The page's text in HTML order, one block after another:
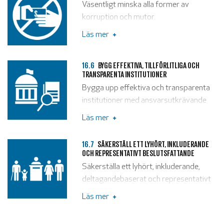
Väsentligt minska alla former av
korruption och mutor.
Läs mer
16.6 BYGG EFFEKTIVA, TILLFÖRLITLIGA OCH
TRANSPARENTA INSTITUTIONER
Bygga upp effektiva och transparenta
institutioner med ansvarsutkrävande
på alla nivåer.
Läs mer
16.7 SÄKERSTÄLL ETT LYHÖRT, INKLUDERANDE
OCH REPRESENTATIVT BESLUTSFATTANDE
Säkerställa ett lyhört, inkluderande,
deltagandebaserat och representativt
beslutsfattande på alla nivåer.
Läs mer